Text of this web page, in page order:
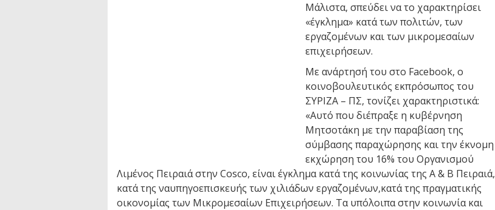
Μάλιστα, σπεύδει να το χαρακτηρίσει
«έγκλημα» κατά των πολιτών, των
εργαζομένων και των μικρομεσαίων
επιχειρήσεων.
Με ανάρτησή του στο Facebook, ο
κοινοβουλευτικός εκπρόσωπος του
ΣΥΡΙΖΑ – ΠΣ, τονίζει χαρακτηριστικά:
«Αυτό που διέπραξε η κυβέρνηση
Μητσοτάκη με την παραβίαση της
σύμβασης παραχώρησης και την έκνομη
εκχώρηση του 16% του Οργανισμού
Λιμένος Πειραιά στην Cosco, είναι έγκλημα κατά της κοινωνίας της Α & Β Πειραιά,
κατά της ναυπηγοεπισκευής των χιλιάδων εργαζομένων,κατά της πραγματικής
οικονομίας των Μικρομεσαίων Επιχειρήσεων. Τα υπόλοιπα στην κοινωνία και